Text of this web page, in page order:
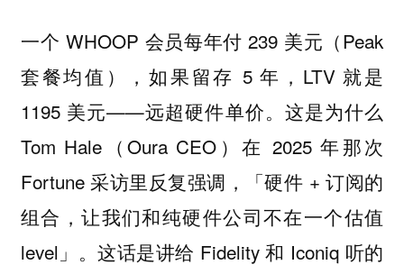
一个 WHOOP 会员每年付 239 美元（Peak
套餐均值），如果留存 5 年，LTV 就是
1195 美元——远超硬件单价。这是为什么
Tom Hale（Oura CEO）在 2025 年那次
Fortune 采访里反复强调，「硬件 + 订阅的
组合，让我们和纯硬件公司不在一个估值
level」。这话是讲给 Fidelity 和 Iconiq 听的